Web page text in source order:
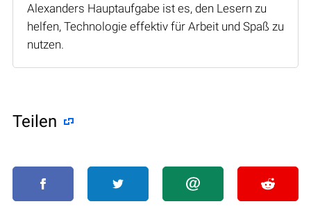
Alexanders Hauptaufgabe ist es, den Lesern zu
helfen, Technologie effektiv für Arbeit und Spaß zu
nutzen.
Teilen